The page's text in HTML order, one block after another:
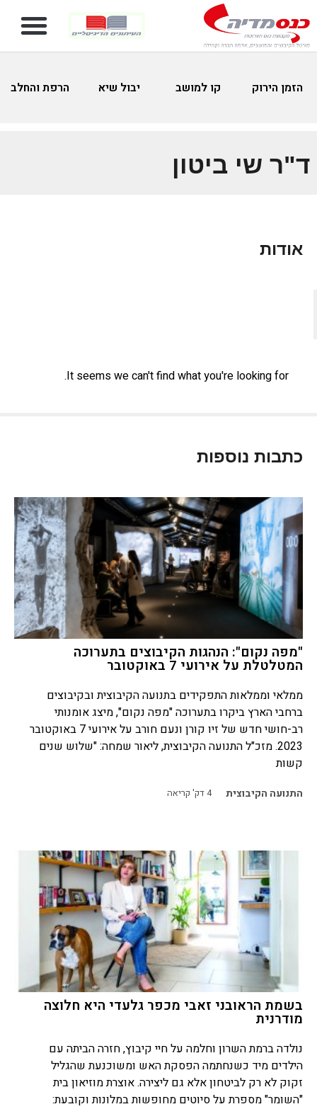
הזמן הירוק קו למושב יבול שיא הרפת והחלב
ד"ר שי ביטון
אודות
It seems we can't find what you're looking for.
כתבות נוספות
"מפה נקום": הנהגות הקיבוצים בתערוכה
המטלטלת על אירועי 7 באוקטובר
ממלאי וממלאות התפקידים בתנועה הקיבוצית ובקיבוצים
ברחבי הארץ ביקרו בתערוכה "מפה נקום", מיצג אומנותי
רב-חושי חדש של זיו קורן ונעם חורב על אירועי 7 באוקטובר
2023. מזכ"ל התנועה הקיבוצית, ליאור שמחה: "שלוש שנים
קשות
התנועה הקיבוצית 4דק' קריאה
בשמת הראובני זאבי מכפר גלעדי היא חלוצה
מודרנית
נולדה ברמת השרון וחלמה על חיי קיבוץ, חזרה הביתה עם
הילדים מיד כשנחתמה הפסקת האש ומשוכנעת שהגליל
זקוק לא רק לביטחון אלא גם ליצירה. אוצרת מוזיאון בית
"השומר" מספרת על סיוטים מחופשות במלונות וקובעת: